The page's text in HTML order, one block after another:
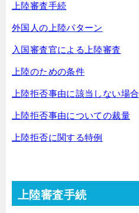
上陸審査手続
外国人の上陸パターン
入国審査官による上陸審査
上陸のための条件
上陸拒否事由に該当しない場合
上陸拒否事由についての裁量
上陸拒否に関する特例
上陸審査手続